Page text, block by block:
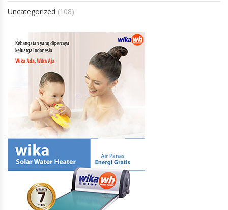
Uncategorized (108)